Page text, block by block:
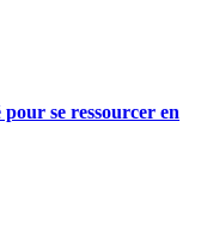
se ressourcer en